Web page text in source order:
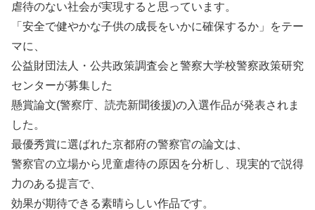
虐待のない社会が実現すると思っています。
「安全で健やかな子供の成長をいかに確保するか」をテー
マに、
公益財団法人・公共政策調査会と警察大学校警察政策研究
センターが募集した
懸賞論文(警察庁、読売新聞後援)の入選作品が発表されま
した。
最優秀賞に選ばれた京都府の警察官の論文は、
警察官の立場から児童虐待の原因を分析し、現実的で説得
力のある提言で、
効果が期待できる素晴らしい作品です。